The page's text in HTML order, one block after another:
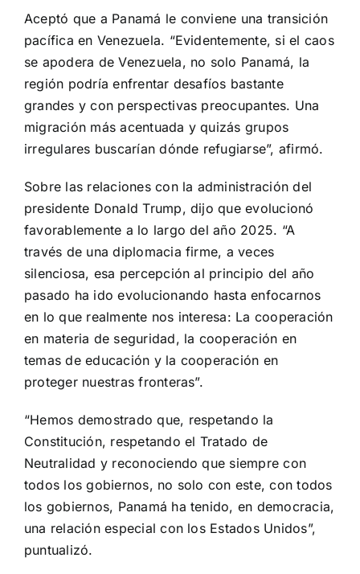
Aceptó que a Panamá le conviene una transición
pacífica en Venezuela. “Evidentemente, si el caos
se apodera de Venezuela, no solo Panamá, la
región podría enfrentar desafíos bastante
grandes y con perspectivas preocupantes. Una
migración más acentuada y quizás grupos
irregulares buscarían dónde refugiarse”, afirmó.
Sobre las relaciones con la administración del
presidente Donald Trump, dijo que evolucionó
favorablemente a lo largo del año 2025. “A
través de una diplomacia firme, a veces
silenciosa, esa percepción al principio del año
pasado ha ido evolucionando hasta enfocarnos
en lo que realmente nos interesa: La cooperación
en materia de seguridad, la cooperación en
temas de educación y la cooperación en
proteger nuestras fronteras”.
“Hemos demostrado que, respetando la
Constitución, respetando el Tratado de
Neutralidad y reconociendo que siempre con
todos los gobiernos, no solo con este, con todos
los gobiernos, Panamá ha tenido, en democracia,
una relación especial con los Estados Unidos”,
puntualizó.